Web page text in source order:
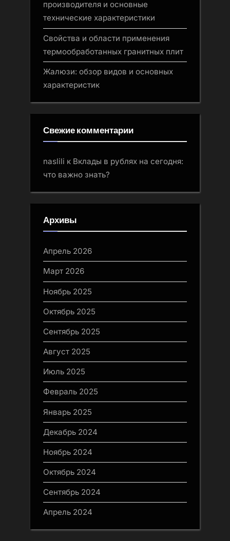
производителя и основные
технические характеристики
Свойства и области применения
термообработанных гранитных плит
Жалюзи: обзор видов и основных
характеристик
Свежие комментарии
naslili к Вклады в рублях на сегодня:
что важно знать?
Архивы
Апрель 2026
Март 2026
Ноябрь 2025
Октябрь 2025
Сентябрь 2025
Август 2025
Июль 2025
Февраль 2025
Январь 2025
Декабрь 2024
Ноябрь 2024
Октябрь 2024
Сентябрь 2024
Апрель 2024